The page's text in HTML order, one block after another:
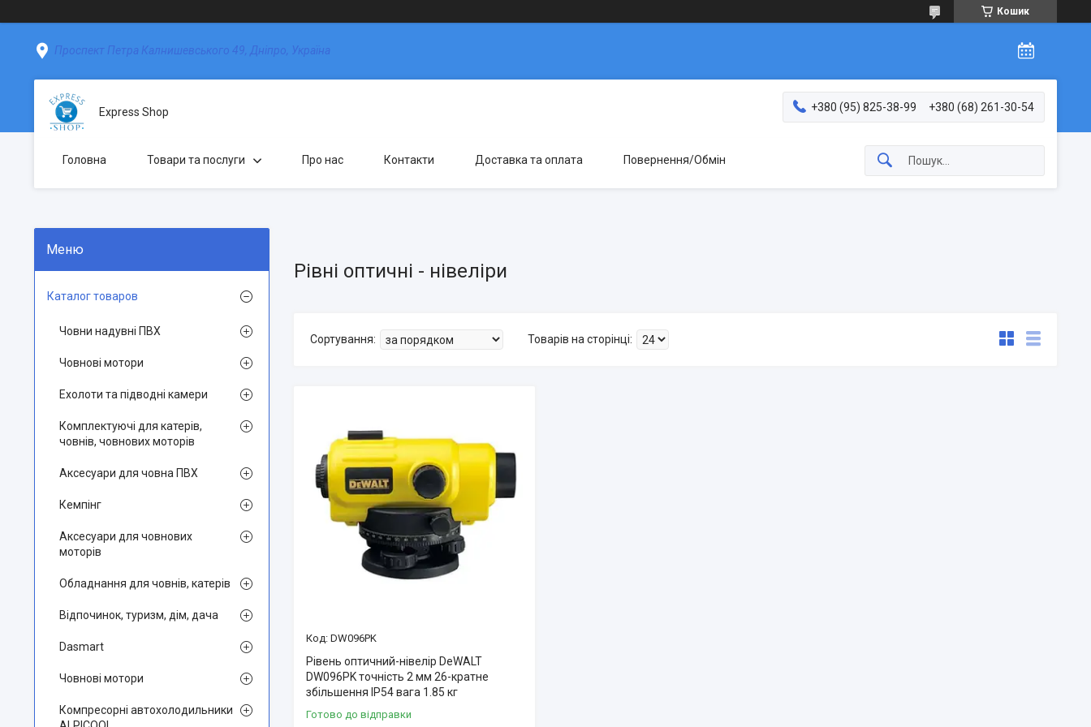
Кошик
Проспект Петра Калнишевського 49, Дніпро, Україна
Express Shop +380 (95) 825-38-99 +380 (68) 261-30-54
Головна Товари та послуги Про нас Контакти Доставка та оплата Повернення/Обмін
Рівні оптичні - нівеліри
DW096PK
Рівень оптичний-нівелір DeWALT
DW096PK точність 2 мм 26-кратне
збільшення IP54 вага 1.85 кг
Готово до відправки
Каталог товаров
Човни надувні ПВХ
Човнові мотори
Ехолоти та підводні камери
Комплектуючі для катерів,
човнів, човнових моторів
Аксесуари для човна ПВХ
Кемпінг
Аксесуари для човнових
моторів
Обладнання для човнів, катерів
Відпочинок, туризм, дім, дача
Dasmart
Човнові мотори
Компресорні автохолодильники